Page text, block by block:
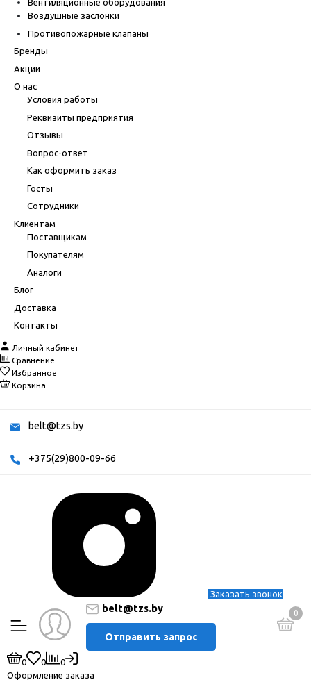
Вентиляционные оборудования
Воздушные заслонки
Противопожарные клапаны
Бренды
Акции
О нас
Условия работы
Реквизиты предприятия
Отзывы
Вопрос-ответ
Как оформить заказ
Госты
Сотрудники
Клиентам
Поставщикам
Покупателям
Аналоги
Блог
Доставка
Контакты
Личный кабинет
Сравнение
Избранное
Корзина
belt@tzs.by
+375(29)800-09-66
Заказать звонок
belt@tzs.by
Отправить запрос
0
0 0
0
Оформление заказа